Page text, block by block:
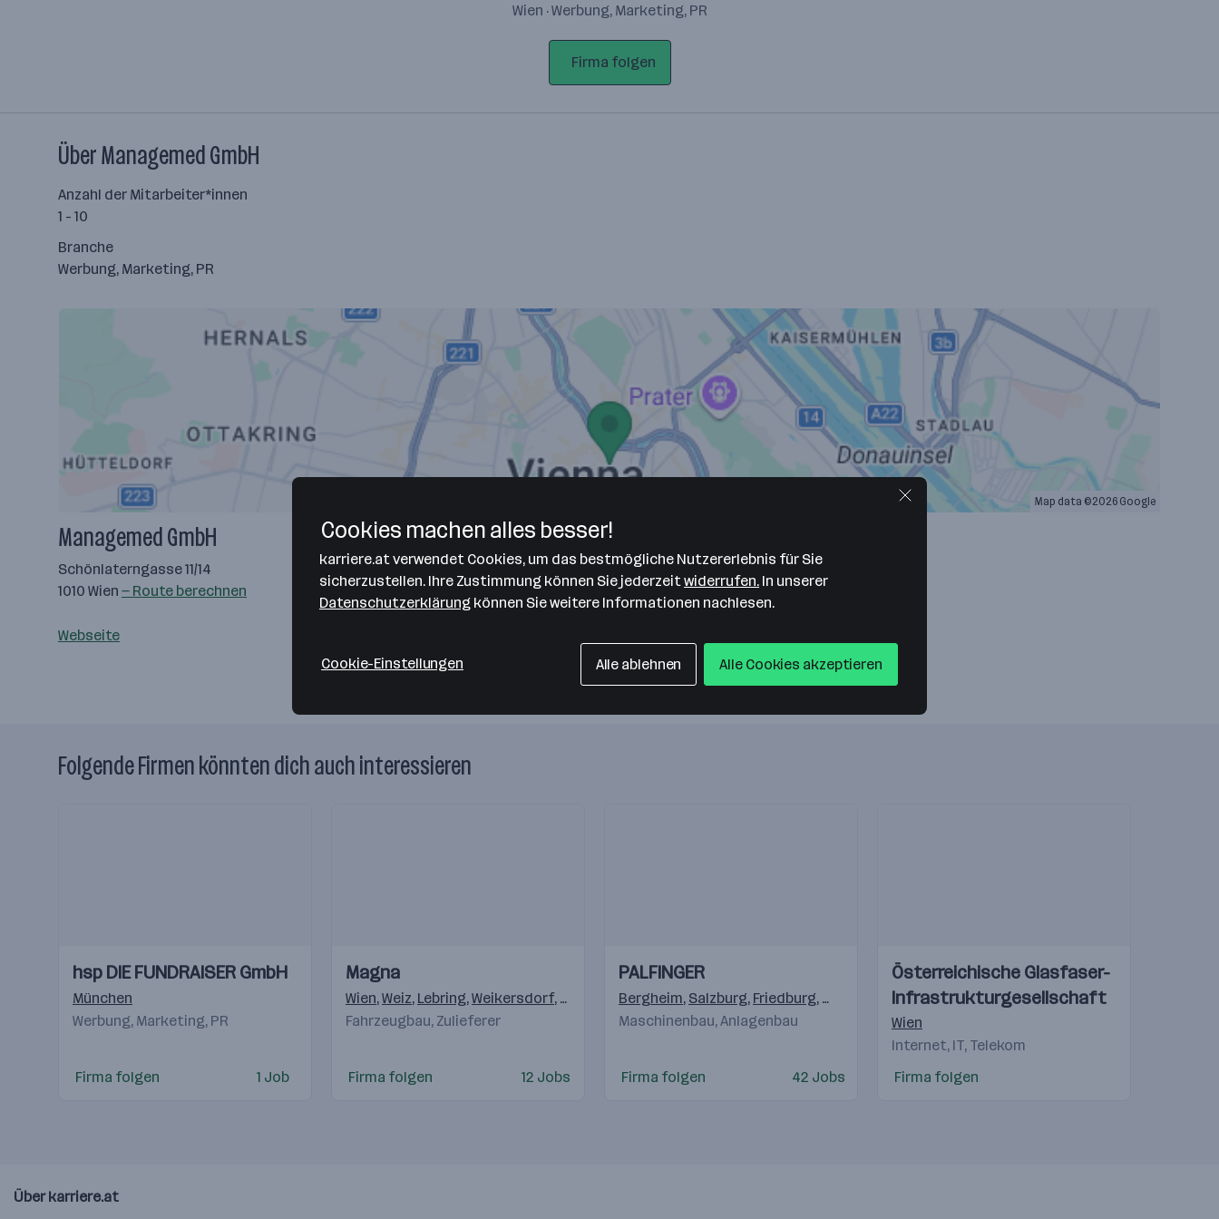
Wien · Werbung, Marketing, PR
Firma folgen
Über Managemed GmbH
Anzahl der Mitarbeiter*innen
1 - 10
Branche
Werbung, Marketing, PR
Map data ©2026 Google
Managemed GmbH
Schönlaterngasse 11/14
1010 Wien — Route berechnen
Webseite
Folgende Firmen könnten dich auch interessieren
Videos
Einblicke
Einblicke
hsp DIE FUNDRAISER GmbH
München
Werbung, Marketing, PR
Firma folgen 1 Job
Videos
Einblicke
Einblicke
Magna
Wien,Weiz, Lebring,Weikersdorf, Krottendorf (Weiz), Klagenfurt,Sinabelkirchen St. Valentin,Lannach,Traiskirchen,Alberdorf
Fahrzeugbau, Zulieferer
Firma folgen 12 Jobs
Videos
Einblicke
Einblicke
PALFINGER
Bergheim, Salzburg, Friedburg, Köstendorf,Elsbethen/Glasenbach,Deutschland
Maschinenbau, Anlagenbau
Firma folgen 42 Jobs
Videos
Einblicke
Einblicke
Österreichische Glasfaser-
Infrastrukturgesellschaft
Wien
Internet, IT, Telekom
Firma folgen
Über karriere.at
Cookies machen alles besser!
karriere.at verwendet Cookies, um das bestmögliche Nutzererlebnis für Sie
sicherzustellen. Ihre Zustimmung können Sie jederzeit widerrufen. In unserer
Datenschutzerklärung können Sie weitere Informationen nachlesen.
Cookie-Einstellungen Alle ablehnen Alle Cookies akzeptieren